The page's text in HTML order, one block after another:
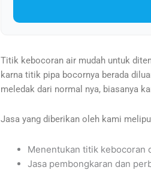
Titik kebocoran air mudah untuk
karna titik pipa bocornya berada
meledak dari normal nya, biasanya
Jasa yang diberikan oleh kami
Menentukan titik kebocoran
Jasa pembongkaran dan